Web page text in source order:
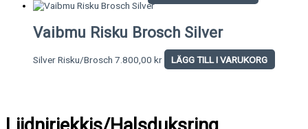
Vaibmu Risku Brosch Silver
Silver Risku/Brosch 7.800,00 kr LÄGG TILL I VARUKORG